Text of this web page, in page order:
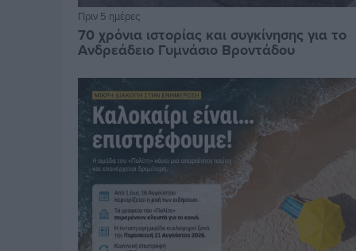
Πριν 5 ημέρες
70 χρόνια ιστορίας και συγκίνησης για το
Ανδρεάδειο Γυμνάσιο Βροντάδου